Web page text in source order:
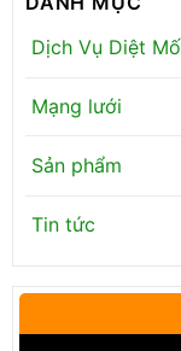
Dịch Vụ Diệt
Mạng lưới
Sản phẩm
Tin tức